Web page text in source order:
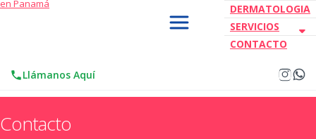
DERMATOLOGIA
SERVICIOS
CONTACTO
Llámanos Aquí
Contacto